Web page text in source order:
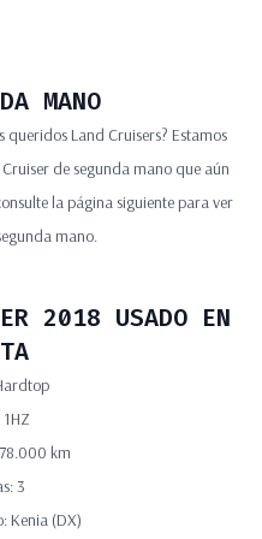
MANO
Land Cruisers? Estamos
de segunda mano que aún
la página siguiente para ver
mano.
2018 USADO EN
km
3
Kenia (DX)